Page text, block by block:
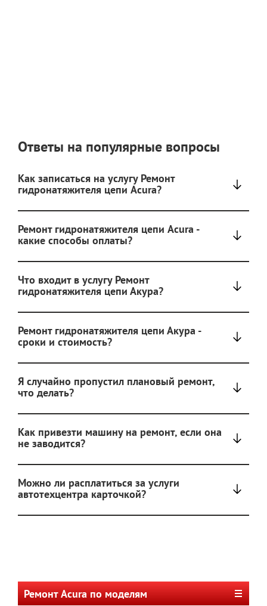
Ответы на популярные вопросы
Как записаться на услугу Ремонт
гидронатяжителя цепи Acura?
Ремонт гидронатяжителя цепи Acura -
какие способы оплаты?
Что входит в услугу Ремонт
гидронатяжителя цепи Акура?
Ремонт гидронатяжителя цепи Акура -
сроки и стоимость?
Я случайно пропустил плановый ремонт,
что делать?
Как привезти машину на ремонт, если она
не заводится?
Можно ли расплатиться за услуги
автотехцентра карточкой?
Ремонт Acura по моделям